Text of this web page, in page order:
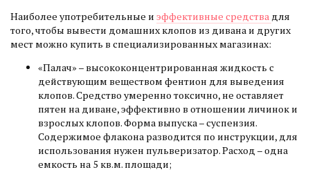
Наиболее употребительные и эффективные средства для
того, чтобы вывести домашних клопов из дивана и других
мест можно купить в специализированных магазинах:
«Палач» – высококонцентрированная жидкость с
действующим веществом фентион для выведения
клопов. Средство умеренно токсично, не оставляет
пятен на диване, эффективно в отношении личинок и
взрослых клопов. Форма выпуска – суспензия.
Содержимое флакона разводится по инструкции, для
использования нужен пульверизатор. Расход – одна
емкость на 5 кв.м. площади;